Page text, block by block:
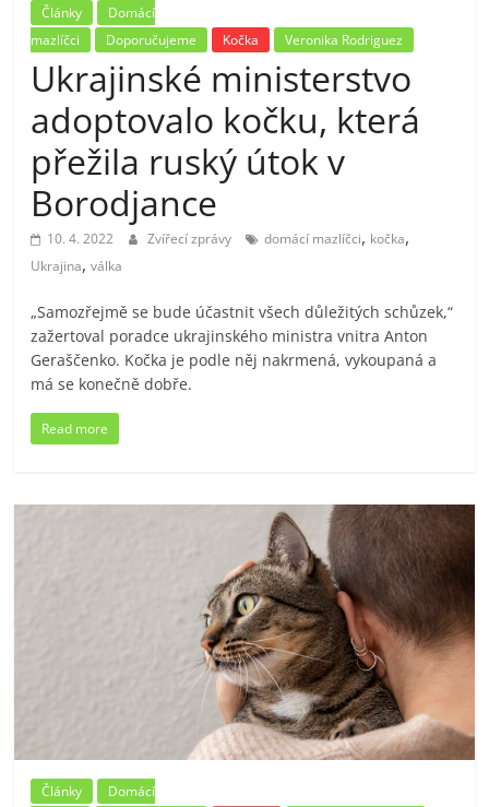
Články
Domácí
mazlíčci
Doporučujeme Kočka Veronika Rodriguez
Ukrajinské ministerstvo
adoptovalo kočku, která
přežila ruský útok v
Borodjance
10. 4. 2022 Zvířecí zprávy domácí mazlíčci, kočka,
Ukrajina,válka
„Samozřejmě se bude účastnit všech důležitých schůzek,“
zažertoval poradce ukrajinského ministra vnitra Anton
Geraščenko. Kočka je podle něj nakrmená, vykoupaná a
má se konečně dobře.
Read more
Články
Domácí